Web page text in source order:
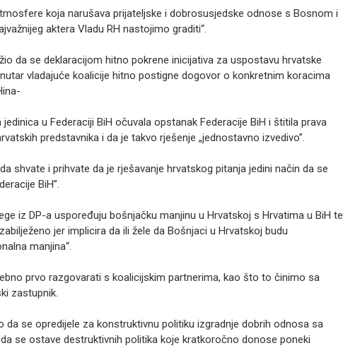
koja narušava prijateljske i dobrosusjedske odnose s Bosnom i
aktera Vladu RH nastojimo graditi“.
da se deklaracijom hitno pokrene inicijativa za uspostavu hrvatske
vladajuće koalicije hitno postigne dogovor o konkretnim koracima
u Federaciji BiH očuvala opstanak Federacije BiH i štitila prava
predstavnika i da je takvo rješenje „jednostavno izvedivo”.
shvate i prihvate da je rješavanje hrvatskog pitanja jedini način da se
BiH”.
iz DP-a uspoređuju bošnjačku manjinu u Hrvatskoj s Hrvatima u BiH te
jer implicira da ili žele da Bošnjaci u Hrvatskoj budu
manjina“.
prvo razgovarati s koalicijskim partnerima, kao što to činimo sa
zastupnik.
da se opredijele za konstruktivnu politiku izgradnje dobrih odnosa sa
se ostave destruktivnih politika koje kratkoročno donose poneki